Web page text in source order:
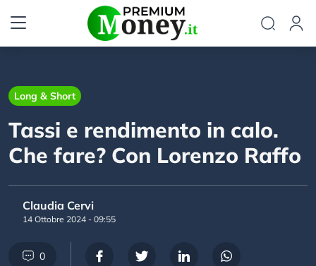
Long & Short
Tassi e rendimento in calo.
Che fare? Con Lorenzo Raffo
Claudia Cervi
14 Ottobre 2024 - 09:55
0